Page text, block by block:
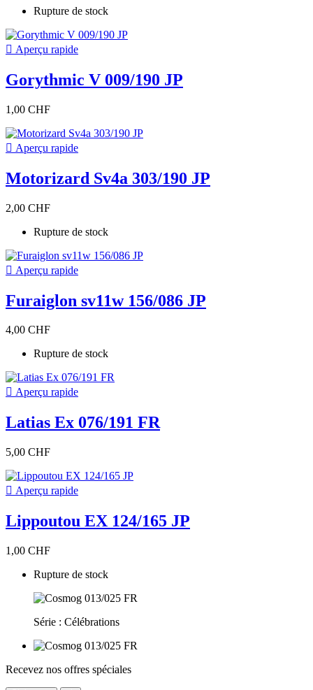
Rupture de stock
 Aperçu rapide
Gorythmic V 009/190 JP
1,00 CHF
 Aperçu rapide
Motorizard Sv4a 303/190 JP
2,00 CHF
Rupture de stock
 Aperçu rapide
Furaiglon sv11w 156/086 JP
4,00 CHF
Rupture de stock
 Aperçu rapide
Latias Ex 076/191 FR
5,00 CHF
 Aperçu rapide
Lippoutou EX 124/165 JP
1,00 CHF
Rupture de stock
Série : Célébrations
Recevez nos offres spéciales